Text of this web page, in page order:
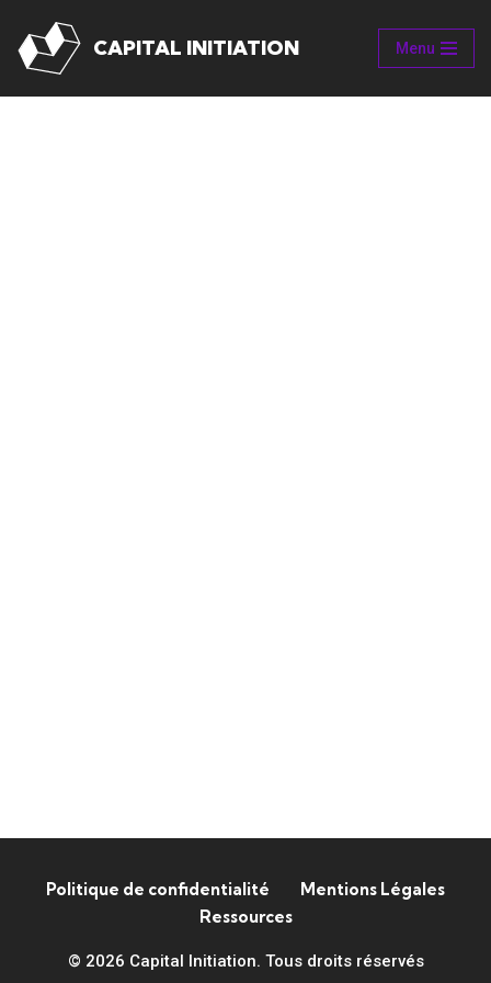
Aller
CAPITAL INITIATION Menu
Politique de confidentialité
Mentions Légales
Ressources
© 2026 Capital Initiation. Tous droits réservés